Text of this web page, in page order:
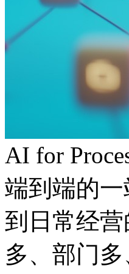
AI for
端到端的
到日常经营
多、部门